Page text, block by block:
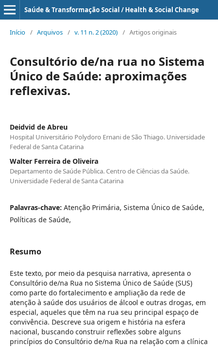
Saúde & Transformação Social / Health & Social Change
Início / Arquivos / v. 11 n. 2 (2020) / Artigos originais
Consultório de/na rua no Sistema
Único de Saúde: aproximações
reflexivas.
Deidvid de Abreu
Hospital Universitário Polydoro Ernani de São Thiago. Universidade
Federal de Santa Catarina
Walter Ferreira de Oliveira
Departamento de Saúde Pública. Centro de Ciências da Saúde.
Universidade Federal de Santa Catarina
Palavras-chave: Atenção Primária, Sistema Único de Saúde,
Políticas de Saúde,
Resumo
Este texto, por meio da pesquisa narrativa, apresenta o
Consultório de/na Rua no Sistema Único de Saúde (SUS)
como parte do fortalecimento e ampliação da rede de
atenção à saúde dos usuários de álcool e outras drogas, em
especial, aqueles que têm na rua seu principal espaço de
convivência. Descreve sua origem e história na esfera
nacional, buscando construir reflexões sobre alguns
princípios do Consultório de/na Rua na relação com a clínica